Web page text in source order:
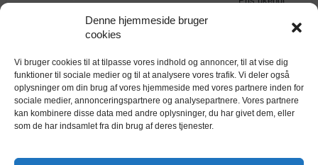
Denne hjemmeside bruger
cookies
Vi bruger cookies til at tilpasse vores indhold og annoncer, til at vise dig
funktioner til sociale medier og til at analysere vores trafik. Vi deler også
oplysninger om din brug af vores hjemmeside med vores partnere inden for
sociale medier, annonceringspartnere og analysepartnere. Vores partnere
kan kombinere disse data med andre oplysninger, du har givet dem, eller
som de har indsamlet fra din brug af deres tjenester.
Tolderlundsvej 121, 5000 Odense C., 5000 Odense